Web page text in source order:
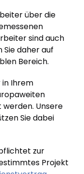
über die
sind auch
daher auf
Bereich.
Ihrem
Unsere
Sie dabei
zur
Projekt